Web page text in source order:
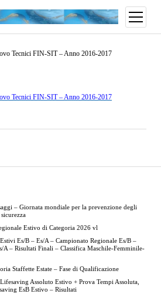
– Giornata mondiale per la prevenzione degli
Estivo di Categoria 2026 vl
Es/B – Es/A – Campionato Regionale Es/B –
A – Risultati Finali – Classifica Maschile-Femminile-
Staffette Estate – Fase di Qualificazione
Assoluto Estivo + Prova Tempi Assoluta,
EsB Estivo – Risultati
Tecnici FIN-SIT – Anno 2016-2017
Tecnici FIN-SIT – Anno 2016-2017